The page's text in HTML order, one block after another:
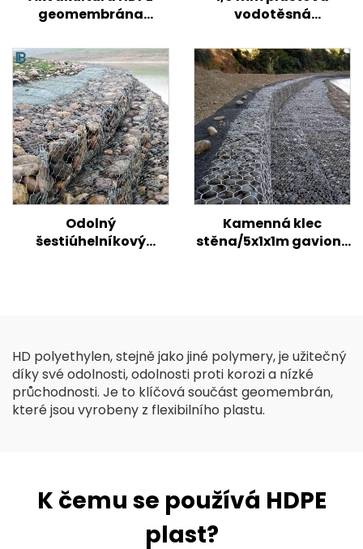
geomembrána
nádrž Krevety Rybník
Farm Vložka
Jezírková vložka
Geomembrány
vodotěsná
jezero nádrž podšívka
přehrada plavecký
bazén rybí jezírko
farma vložka HDPE
geomembrána
Odolný
šestiúhelníkový
opěrných zdí
Kamenná klec
stěna/5x1x1m gaviony
HD polyethylen, stejně jako jiné polymery, je užitečný
díky své odolnosti, odolnosti proti korozi a nízké
průchodnosti. Je to klíčová součást geomembrán,
které jsou vyrobeny z flexibilního plastu.
K čemu se používá HDPE
plast?